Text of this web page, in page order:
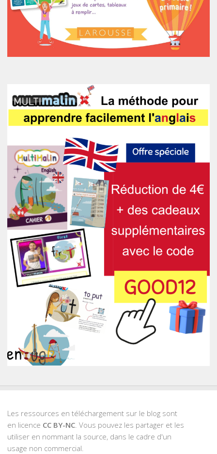
Les ressources en téléchargement sur le blog sont
en licence CC BY-NC. Vous pouvez les partager et les
utiliser en nommant la source, dans le cadre d'un
usage non commercial.